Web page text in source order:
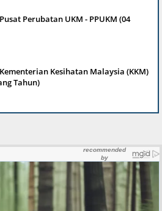
Perubatan UKM - PPUKM (04
Kesihatan Malaysia (KKM)
Tahun)